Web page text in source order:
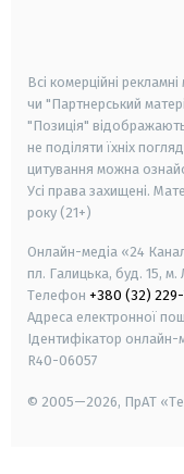
Всі комерційні
чи "Партнерський
"Позиція"
не поділяти їхніх
цитування можна
Усі права захищені.
року (21+)
Онлайн-медіа «24
пл. Галицька, буд. 15, м.
Телефон +380 (32) 229-
Адреса електронної
Ідентифікатор онлайн-
R40-06057
© 2005—2026, ПрАТ